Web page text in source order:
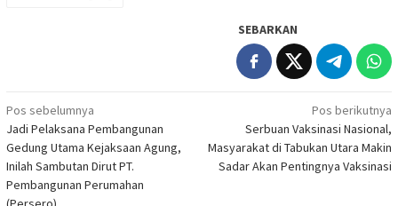
SEBARKAN
Navigasi
pos
Pos sebelumnya
Jadi Pelaksana Pembangunan
Gedung Utama Kejaksaan Agung,
Inilah Sambutan Dirut PT.
Pembangunan Perumahan
Pos berikutnya
Serbuan Vaksinasi Nasional,
Masyarakat di Tabukan Utara Makin
Sadar Akan Pentingnya Vaksinasi